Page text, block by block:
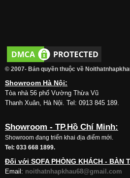
© 2007- Bản quyền thuộc về
Showroom Hà Nội:
Tòa nhà 56 phố Vường Thừa Vũ
Thanh Xuân, Hà Nội. Tel: 0913 845 189.
Showroom - TP.Hồ Chí Minh:
Showroom đang triển khai địa điểm mới.
Tel: 033 668 1899.
Đối với SOFA PHÒNG KHÁCH - BÀN
Email: noithatnhapkhau68@gmail.com